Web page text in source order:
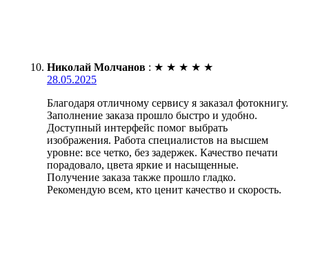
Николай Молчанов : ★ ★ ★ ★ ★
28.05.2025
Благодаря отличному сервису я заказал фотокнигу.
Заполнение заказа прошло быстро и удобно.
Доступный интерфейс помог выбрать
изображения. Работа специалистов на высшем
уровне: все четко, без задержек. Качество печати
порадовало, цвета яркие и насыщенные.
Получение заказа также прошло гладко.
Рекомендую всем, кто ценит качество и скорость.